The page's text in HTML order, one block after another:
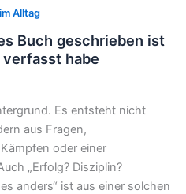
Alltag
Buch geschrieben ist
verfasst habe
Es entsteht nicht
aus Fragen,
oder einer
„Erfolg? Disziplin?
anders“ ist aus einer solchen